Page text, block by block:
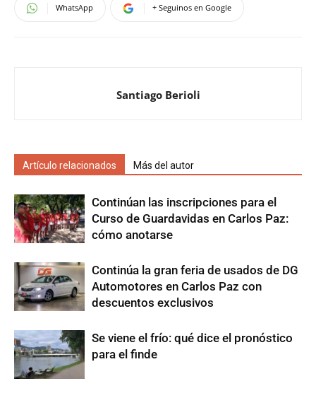
WhatsApp + Seguinos en Google
Santiago Berioli
Artículo relacionados Más del autor
Continúan las inscripciones para el
Curso de Guardavidas en Carlos Paz:
cómo anotarse
Continúa la gran feria de usados de DG
Automotores en Carlos Paz con
descuentos exclusivos
Se viene el frío: qué dice el pronóstico
para el finde